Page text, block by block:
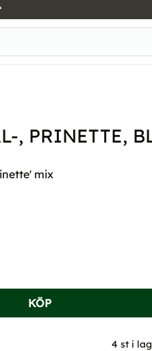
, PRINETTE,
mix
KÖP
4 st i